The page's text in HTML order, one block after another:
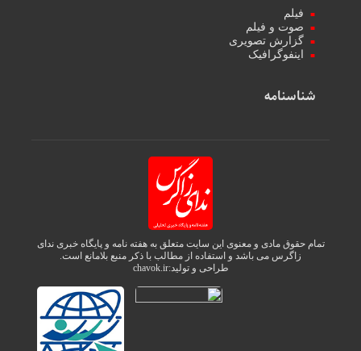
فیلم
صوت و فیلم
گزارش تصویری
اینفوگرافیک
شناسنامه
تمام حقوق مادی و معنوی این سایت متعلق به هفته نامه و پایگاه خبری ندای
زاگرس می باشد و استفاده از مطالب با ذکر منبع بلامانع است.
طراحی و تولید:chavok.ir